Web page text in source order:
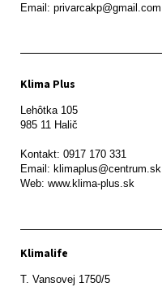
Email: privarcakp@gmail.com
Klima Plus
Lehôtka 105
985 11 Halič
Kontakt: 0917 170 331
Email: klimaplus@centrum.sk
Klimalife
T. Vansovej 1750/5